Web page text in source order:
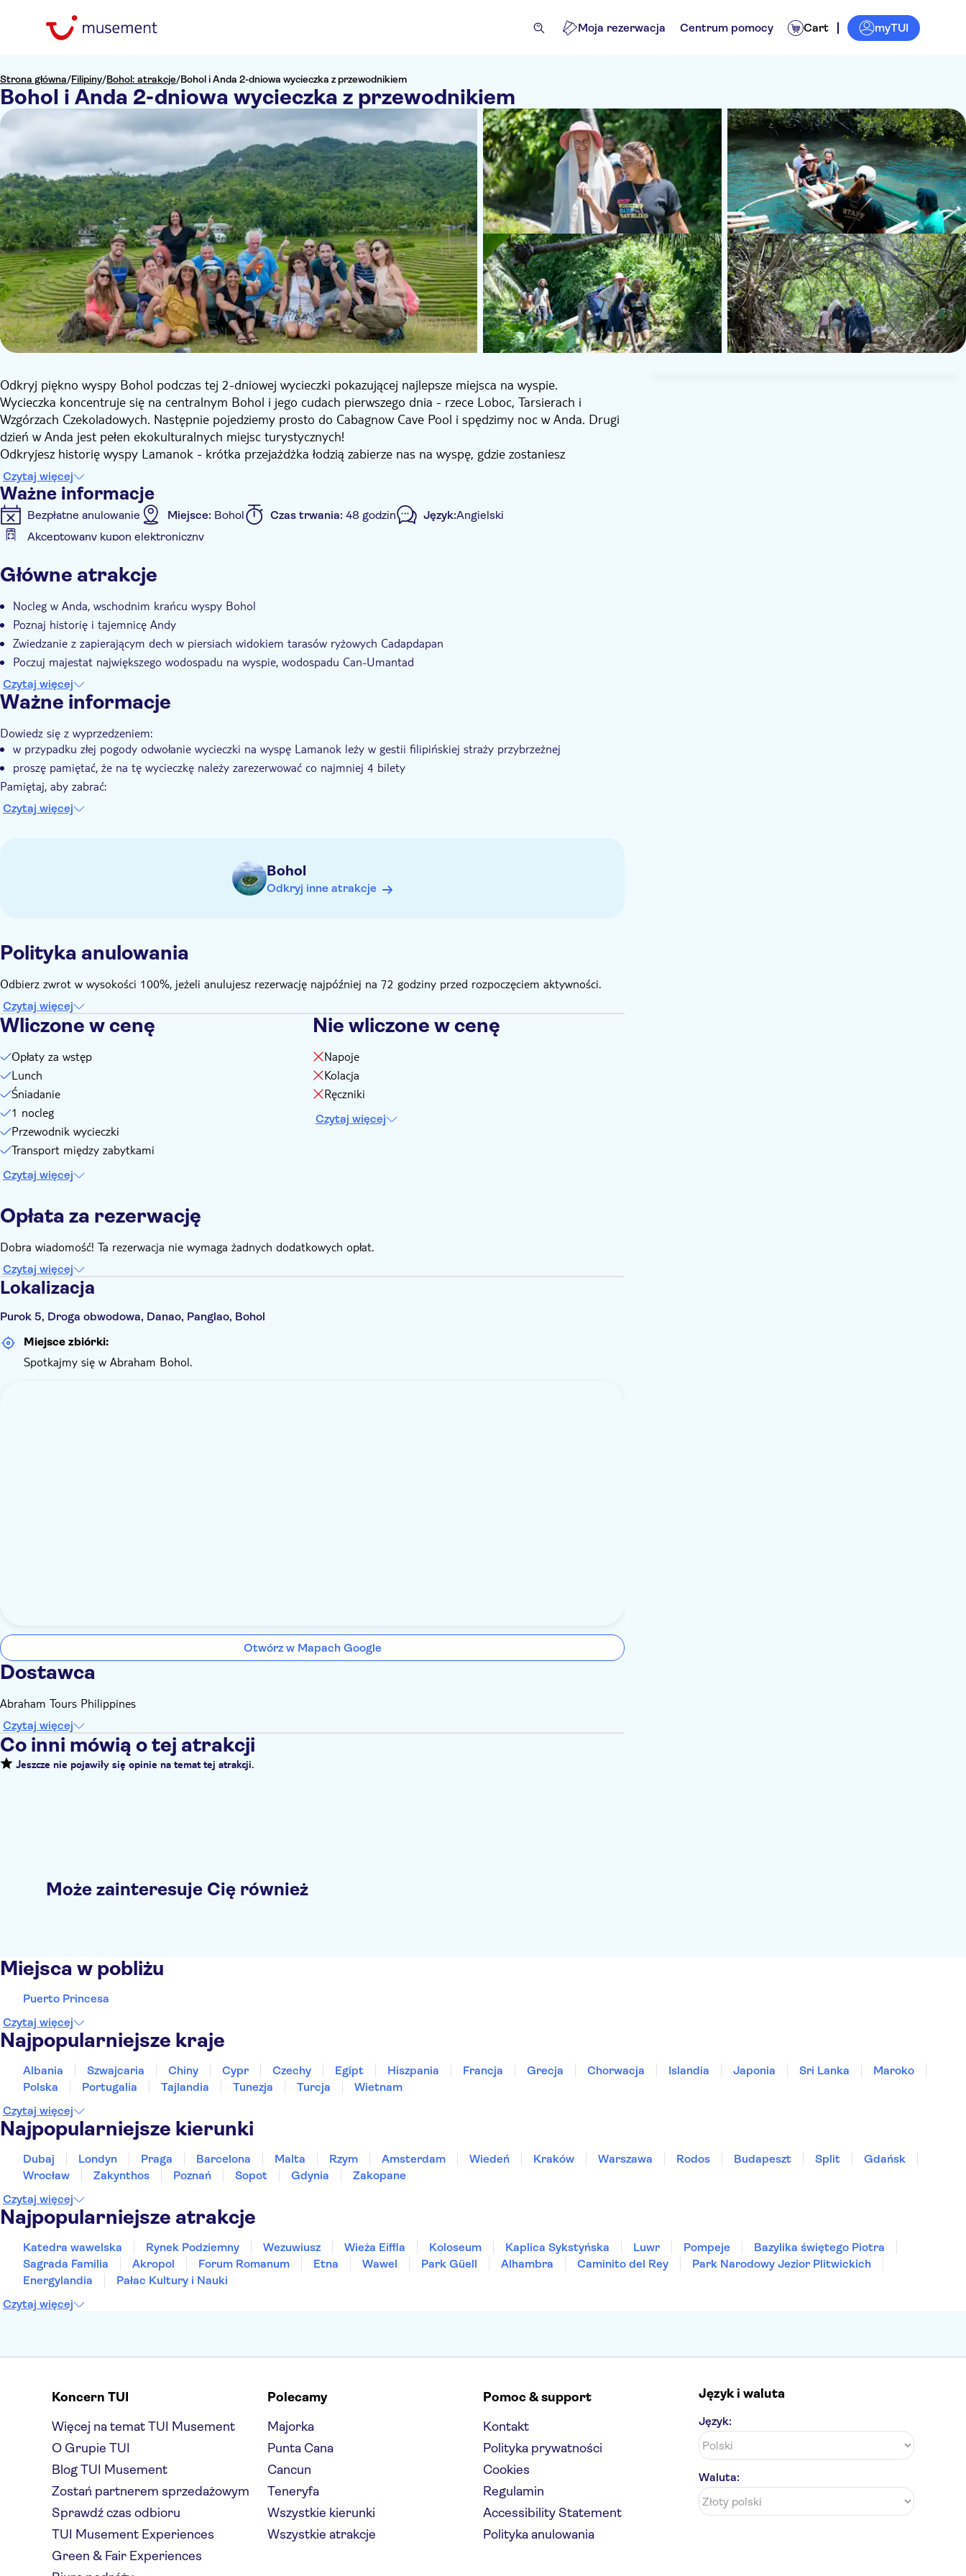
Moja rezerwacja Centrum pomocy Cart myTUI
Strona główna/Filipiny/Bohol: atrakcje/Bohol i Anda 2-dniowa wycieczka z przewodnikiem
Bohol i Anda 2-dniowa wycieczka z przewodnikiem
Odkryj piękno wyspy Bohol podczas tej 2-dniowej wycieczki pokazującej najlepsze miejsca na wyspie.
Wycieczka koncentruje się na centralnym Bohol i jego cudach pierwszego dnia - rzece Loboc, Tarsierach i
Wzgórzach Czekoladowych. Następnie pojedziemy prosto do Cabagnow Cave Pool i spędzimy noc w Anda. Drugi
dzień w Anda jest pełen ekokulturalnych miejsc turystycznych!
Odkryjesz historię wyspy Lamanok - krótka przejażdżka łodzią zabierze nas na wyspę, gdzie zostaniesz
poprowadzony na ekscytującą wędrówkę po tajemniczych jaskiniach Lamanok, które były używane do pochówku
i składania ofiar duchom przez stulecia, a nawet obecnie. Później udasz się do tarasów ryżowych Cadapdapan w
pobliżu Anda, aby podziwiać zapierające dech w piersiach widoki. Tarasy ryżowe dostarczały pożywienia i
dochodów wielu Boholanos, a ostatnio zaczęły przyciągać turystów swoim pięknem.
Łatwo dostępny taras widokowy i umiarkowany spacer na wzgórze to dwie opcje na idealne selfie z tarasami
Dzień zakończymy ostatnim spojrzeniem na zachodzące słońce nad wyspą Panglao w jednej z najlepiej
strzeżonych sekretnych restauracji na Bohol!
Czytaj więcej
Ważne informacje
Bezpłatne anulowanie Miejsce: Bohol Czas trwania: 48 godzin Język:Angielski
Akceptowany kupon elektroniczny
Natychmiastowe potwierdzenie
Główne atrakcje
Nocleg w Anda, wschodnim krańcu wyspy Bohol
Poznaj historię i tajemnicę Andy
Zwiedzanie z zapierającym dech w piersiach widokiem tarasów ryżowych Cadapdapan
Poczuj majestat największego wodospadu na wyspie, wodospadu Can-Umantad
Pływaj w basenie w jaskini Cabagnow
Czytaj więcej
Ważne informacje
Dowiedz się z wyprzedzeniem:
w przypadku złej pogody odwołanie wycieczki na wyspę Lamanok leży w gestii filipińskiej straży przybrzeżnej
proszę pamiętać, że na tę wycieczkę należy zarezerwować co najmniej 4 bilety
Pamiętaj, aby zabrać:
strój kąpielowy, ręcznik, kapelusz, krem przeciwsłoneczny, wodoodporne torby i środki odstraszające komary
Czytaj więcej
Bohol
Odkryj inne atrakcje
Polityka anulowania
Odbierz zwrot w wysokości 100%, jeżeli anulujesz rezerwację najpóźniej na 72 godziny przed rozpoczęciem aktywności.
Czytaj więcej
Wliczone w cenę
Opłaty za wstęp
Lunch
Śniadanie
1 nocleg
Przewodnik wycieczki
Transport między zabytkami
Czytaj więcej
Nie wliczone w cenę
Napoje
Kolacja
Ręczniki
Czytaj więcej
Opłata za rezerwację
Dobra wiadomość! Ta rezerwacja nie wymaga żadnych dodatkowych opłat.
Czytaj więcej
Lokalizacja
Purok 5, Droga obwodowa, Danao, Panglao, Bohol
Miejsce zbiórki:
Spotkajmy się w Abraham Bohol.
Otwórz w Mapach Google
Dostawca
Abraham Tours Philippines
Czytaj więcej
Co inni mówią o tej atrakcji
Jeszcze nie pojawiły się opinie na temat tej atrakcji.
Może zainteresuje Cię również
Miejsca w pobliżu
Puerto Princesa
Czytaj więcej
Najpopularniejsze kraje
Albania Szwajcaria Chiny Cypr Czechy Egipt Hiszpania Francja Grecja Chorwacja Islandia Japonia Sri Lanka
Maroko
Polska
Portugalia Tajlandia Tunezja Turcja
Wietnam
Czytaj więcej
Najpopularniejsze kierunki
Dubaj Londyn Praga Barcelona Malta Rzym Amsterdam Wiedeń Kraków Warszawa Rodos Budapeszt Split
Gdańsk
Wrocław
Zakynthos Poznań Sopot Gdynia
Zakopane
Czytaj więcej
Najpopularniejsze atrakcje
Katedra wawelska Rynek Podziemny Wezuwiusz Wieża Eiffla Koloseum Kaplica Sykstyńska Luwr Pompeje
Bazylika świętego Piotra
Sagrada Familia
Akropol Forum Romanum Etna Wawel Park Güell Alhambra Caminito del Rey
Park Narodowy Jezior Plitwickich
Energylandia
Pałac Kultury i Nauki
Czytaj więcej
Koncern TUI
Więcej na temat TUI Musement
O Grupie TUI
Blog TUI Musement
Zostań partnerem sprzedażowym
Sprawdź czas odbioru
TUI Musement Experiences
Green & Fair Experiences
Polecamy
Majorka
Punta Cana
Cancun
Teneryfa
Wszystkie kierunki
Wszystkie atrakcje
Pomoc & support
Kontakt
Polityka prywatności
Cookies
Regulamin
Accessibility Statement
Polityka anulowania
Język i waluta
Język:
Waluta: